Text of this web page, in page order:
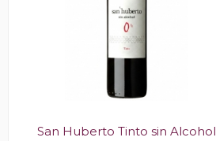
San Huberto Tinto sin Alcohol